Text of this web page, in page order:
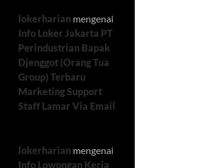
lokerharian mengenai
Info Loker Jakarta PT
Perindustrian Bapak
Djenggot (Orang Tua
Group) Terbaru
Marketing Support
Staff Lamar Via Email
lokerharian mengenai
Info Lowongan Kerja